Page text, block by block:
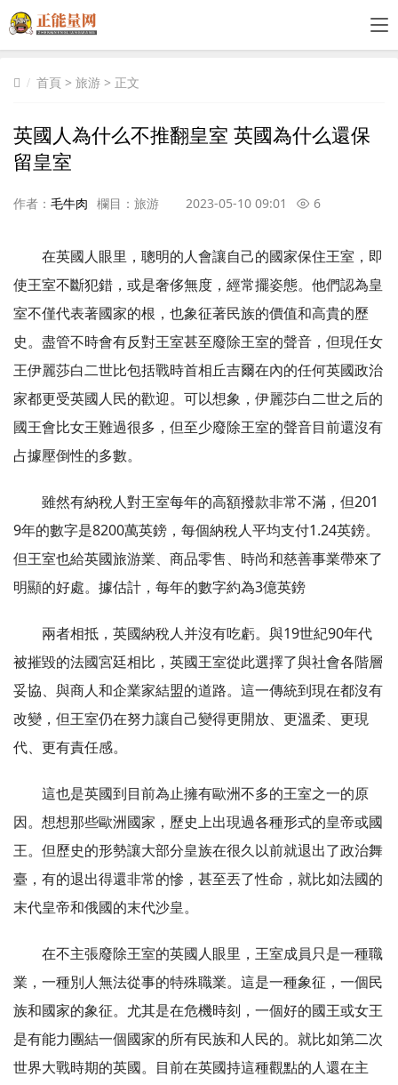
首頁 > 旅游 > 正文
英國人為什么不推翻皇室 英國為什么還保
留皇室
作者： 毛牛肉 欄目： 旅游 2023-05-10 09:01 6
在英國人眼里，聰明的人會讓自己的國家保住王室，即
使王室不斷犯錯，或是奢侈無度，經常擺姿態。他們認為皇
室不僅代表著國家的根，也象征著民族的價值和高貴的歷
史。盡管不時會有反對王室甚至廢除王室的聲音，但現任女
王伊麗莎白二世比包括戰時首相丘吉爾在內的任何英國政治
家都更受英國人民的歡迎。可以想象，伊麗莎白二世之后的
國王會比女王難過很多，但至少廢除王室的聲音目前還沒有
占據壓倒性的多數。
雖然有納稅人對王室每年的高額撥款非常不滿，但201
9年的數字是8200萬英鎊，每個納稅人平均支付1.24英鎊。
但王室也給英國旅游業、商品零售、時尚和慈善事業帶來了
明顯的好處。據估計，每年的數字約為3億英鎊
兩者相抵，英國納稅人并沒有吃虧。與19世紀90年代
被摧毀的法國宮廷相比，英國王室從此選擇了與社會各階層
妥協、與商人和企業家結盟的道路。這一傳統到現在都沒有
改變，但王室仍在努力讓自己變得更開放、更溫柔、更現
代、更有責任感。
這也是英國到目前為止擁有歐洲不多的王室之一的原
因。想想那些歐洲國家，歷史上出現過各種形式的皇帝或國
王。但歷史的形勢讓大部分皇族在很久以前就退出了政治舞
臺，有的退出得還非常的慘，甚至丟了性命，就比如法國的
末代皇帝和俄國的末代沙皇。
在不主張廢除王室的英國人眼里，王室成員只是一種職
業，一種別人無法從事的特殊職業。這是一種象征，一個民
族和國家的象征。尤其是在危機時刻，一個好的國王或女王
是有能力團結一個國家的所有民族和人民的。就比如第二次
世界大戰時期的英國。目前在英國持這種觀點的人還在主